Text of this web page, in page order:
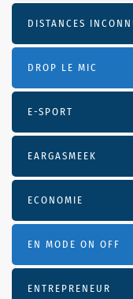
DISTANCES
DROP LE MIC
E-SPORT
EARGASMEEK
ECONOMIE
EN MODE ON OFF
ENTREPRENEUR